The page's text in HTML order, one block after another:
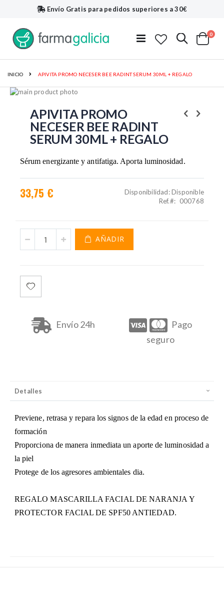
Envío Gratis para pedidos superiores a 30€
Buscar
Cart
0
INICIO APIVITA PROMO NECESER BEE RADINT SERUM 30ML + REGALO
Saltar
APIVITA PROMO NECESER BEE RADINT SERUM 30ML +
comienzo
imágenes
APIVITA PROMO
NECESER BEE RADINT
SERUM 30ML + REGALO
Sérum energizante y antifatiga. Aporta luminosidad.
33,75 € Disponibilidad: Disponible
Ref.
000768
AÑADIR
Envío 24h
Pago
seguro
Detalles
Previene, retrasa y repara los signos de la edad en proceso de
formación
Proporciona de manera inmediata un aporte de luminosidad a
la piel
Protege de los agresores ambientales dia.
REGALO MASCARILLA FACIAL DE NARANJA Y
PROTECTOR FACIAL DE SPF50 ANTIEDAD.